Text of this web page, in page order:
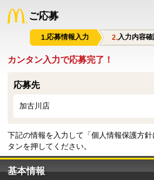
ご応募
応募情報入力 入力内容確
カンタン入力で応募完了！
応募先
加古川店
下記の情報を入力して「個人情報保護方
タンを押してください。
基本情報